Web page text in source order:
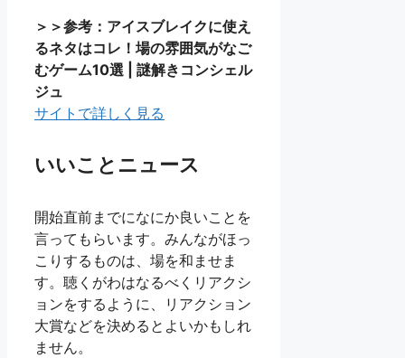
＞＞参考：アイスブレイクに使え
るネタはコレ！場の雰囲気がなご
むゲーム10選 | 謎解きコンシェル
ジュ
サイトで詳しく見る
いいことニュース
開始直前までになにか良いことを
言ってもらいます。みんながほっ
こりするものは、場を和ませま
す。聴くがわはなるべくリアクシ
ョンをするように、リアクション
大賞などを決めるとよいかもしれ
ません。